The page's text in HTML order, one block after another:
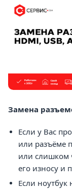
Замена
Если у Вас
или разъёме
или слишком
его износу и
Если ноутбук